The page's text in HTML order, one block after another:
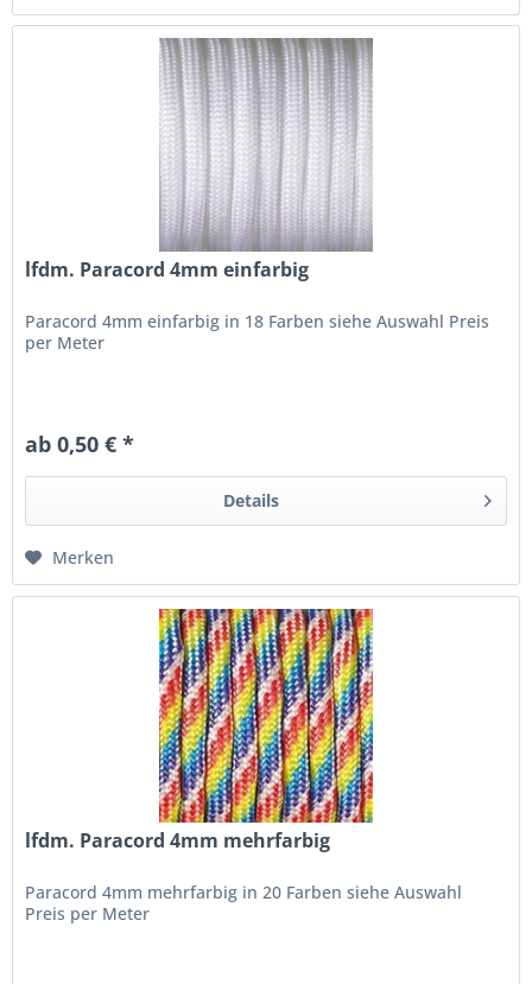
lfdm. Paracord 4mm einfarbig
Paracord 4mm einfarbig in 18 Farben siehe Auswahl Preis
per Meter
ab 0,50 € *
Details
Merken
lfdm. Paracord 4mm mehrfarbig
Paracord 4mm mehrfarbig in 20 Farben siehe Auswahl
Preis per Meter